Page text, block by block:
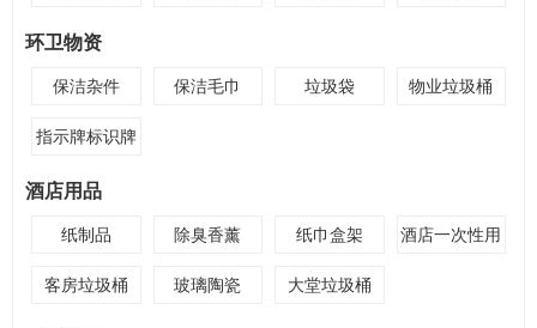
环卫物资
保洁杂件 保洁毛巾 垃圾袋 物业垃圾桶
指示牌标识牌
酒店用品
纸制品 除臭香薰 纸巾盒架
酒店一次性用
客房垃圾桶 玻璃陶瓷 大堂垃圾桶